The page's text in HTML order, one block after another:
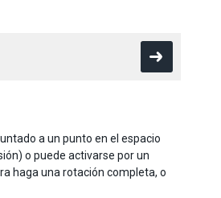
a un punto en el espacio
o puede activarse por un
haga una rotación completa, o